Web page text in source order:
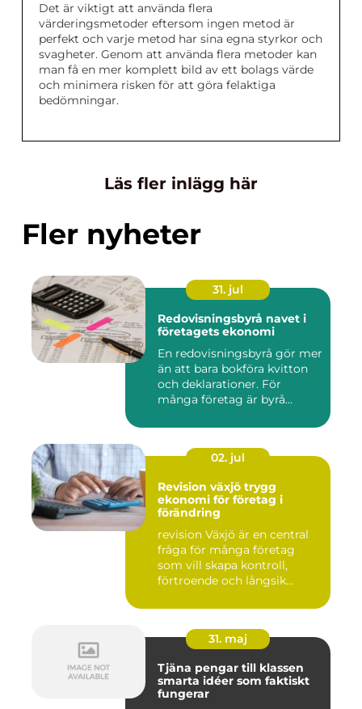
Det är viktigt att använda flera
värderingsmetoder eftersom ingen metod är
perfekt och varje metod har sina egna styrkor och
svagheter. Genom att använda flera metoder kan
man få en mer komplett bild av ett bolags värde
och minimera risken för att göra felaktiga
bedömningar.
Läs fler inlägg här
Fler nyheter
31. jul
Redovisningsbyrå navet i
företagets ekonomi
En redovisningsbyrå gör mer
än att bara bokföra kvitton
och deklarationer. För
många företag är byrå...
02. jul
Revision växjö trygg
ekonomi för företag i
förändring
revision Växjö är en central
fråga för många företag
som vill skapa kontroll,
förtroende och långsik...
31. maj
Tjäna pengar till klassen
smarta idéer som faktiskt
fungerar